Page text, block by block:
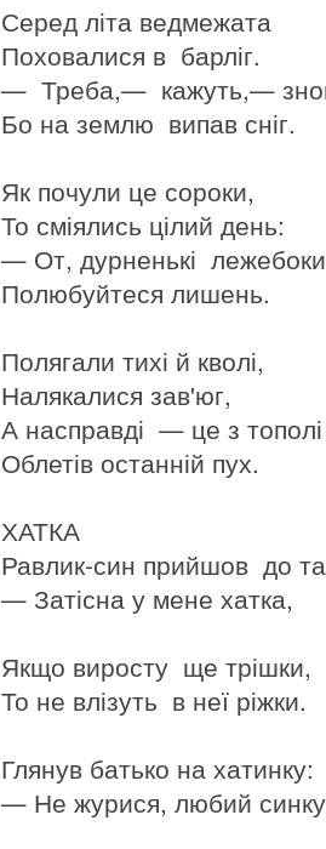
Серед літа ведмежата
Поховалися в барліг.
— Треба,— кажуть,—
Бо на землю випав сніг.
Як почули це сороки,
То сміялись цілий день:
— От, дурненькі
Полюбуйтеся лишень.
Полягали тихі й кволі,
Налякалися зав'юг,
А насправді — це з тополі
Облетів останній пух.
ХАТКА
Равлик-син прийшов до
— Затісна у мене хатка,
Якщо виросту ще трішки,
То не влізуть в неї ріжки.
Глянув батько на хатинку:
— Не журися, любий